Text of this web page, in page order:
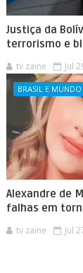
Justiça da
terrorismo e
tv zaine Jul
BRASIL E MUNDO
Alexandre de
falhas em
tv zaine Jul